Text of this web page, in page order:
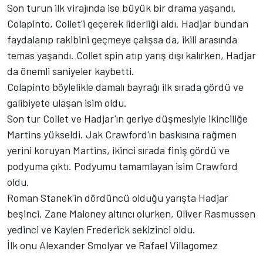
Son turun ilk virajında ise büyük bir drama yaşandı.
Colapinto, Collet'i geçerek liderliği aldı. Hadjar bundan
faydalanıp rakibini geçmeye çalışsa da, ikili arasında
temas yaşandı. Collet spin atıp yarış dışı kalırken, Hadjar
da önemli saniyeler kaybetti.
Colapinto böylelikle damalı bayrağı ilk sırada gördü ve
galibiyete ulaşan isim oldu.
Son tur Collet ve Hadjar'ın geriye düşmesiyle ikinciliğe
Martins yükseldi. Jak Crawford'ın baskısına rağmen
yerini koruyan Martins, ikinci sırada finiş gördü ve
podyuma çıktı. Podyumu tamamlayan isim Crawford
oldu.
Roman Stanek'in dördüncü olduğu yarışta Hadjar
beşinci, Zane Maloney altıncı olurken, Oliver Rasmussen
yedinci ve Kaylen Frederick sekizinci oldu.
İlk onu Alexander Smolyar ve Rafael Villagomez